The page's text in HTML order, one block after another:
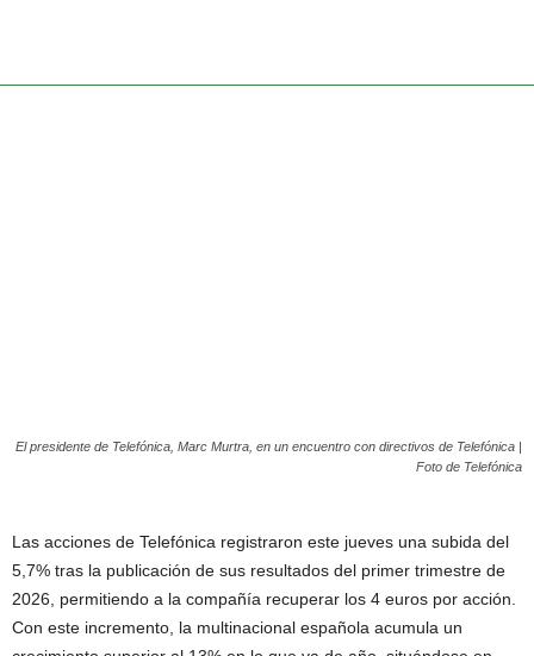
El presidente de Telefónica, Marc Murtra, en un encuentro con directivos de Telefónica |
Foto de Telefónica
Las acciones de Telefónica registraron este jueves una subida del
5,7% tras la publicación de sus resultados del primer trimestre de
2026, permitiendo a la compañía recuperar los 4 euros por acción.
Con este incremento, la multinacional española acumula un